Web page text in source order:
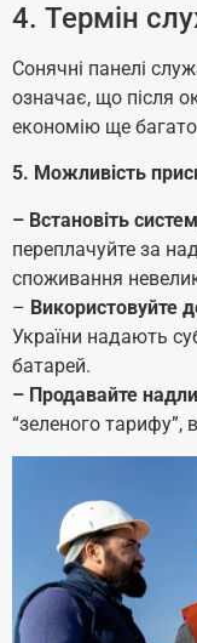
4. Термін
Сонячні панелі
означає, що після
економію ще багато
5. Можливість
– Встановіть
переплачуйте за
споживання
– Використовуйте
України надають
батарей.
– Продавайте
“зеленого